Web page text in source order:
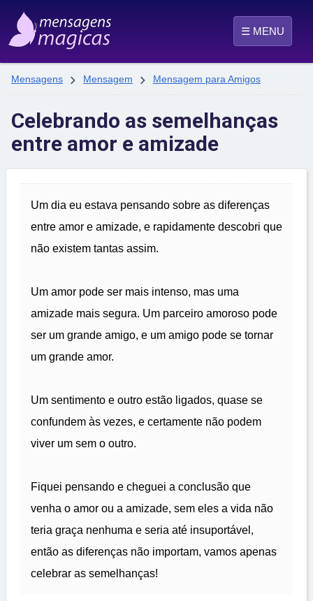
☰ MENU
Mensagens  Mensagem  Mensagem para Amigos
Celebrando as semelhanças
entre amor e amizade
Um dia eu estava pensando sobre as diferenças
entre amor e amizade, e rapidamente descobri que
não existem tantas assim.
Um amor pode ser mais intenso, mas uma
amizade mais segura. Um parceiro amoroso pode
ser um grande amigo, e um amigo pode se tornar
um grande amor.
Um sentimento e outro estão ligados, quase se
confundem às vezes, e certamente não podem
viver um sem o outro.
Fiquei pensando e cheguei a conclusão que
venha o amor ou a amizade, sem eles a vida não
teria graça nenhuma e seria até insuportável,
então as diferenças não importam, vamos apenas
celebrar as semelhanças!